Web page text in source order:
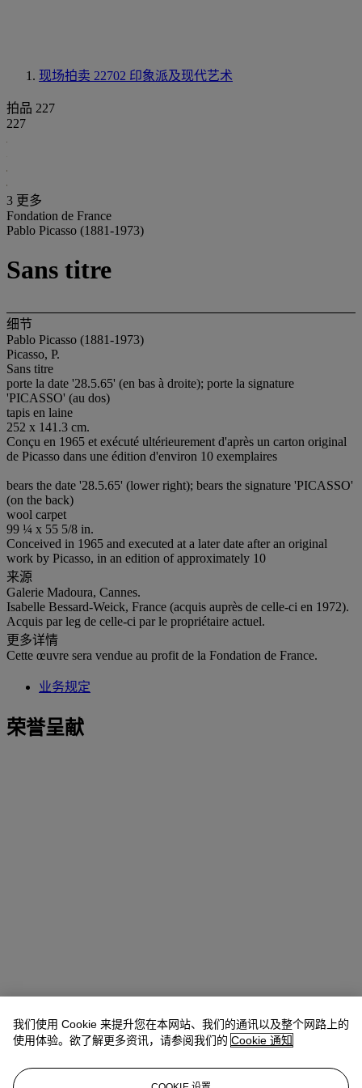
现场拍卖 22702 印象派及现代艺术
拍品 227
227
3 更多
Fondation de France
Pablo Picasso (1881-1973)
Sans titre
细节
Pablo Picasso (1881-1973)
Picasso, P.
Sans titre
porte la date '28.5.65' (en bas à droite); porte la signature
'PICASSO' (au dos)
tapis en laine
252 x 141.3 cm.
Conçu en 1965 et exécuté ultérieurement d'après un carton original
de Picasso dans une édition d'environ 10 exemplaires
bears the date '28.5.65' (lower right); bears the signature 'PICASSO'
(on the back)
wool carpet
99 ¼ x 55 5/8 in.
Conceived in 1965 and executed at a later date after an original
work by Picasso, in an edition of approximately 10
来源
Galerie Madoura, Cannes.
Isabelle Bessard-Weick, France (acquis auprès de celle-ci en 1972).
Acquis par leg de celle-ci par le propriétaire actuel.
更多详情
Cette œuvre sera vendue au profit de la Fondation de France.
业务规定
荣誉呈献
我们使用 Cookie 来提升您在本网站、我们的通讯以及整个网路上的
使用体验。欲了解更多资讯，请参阅我们的 Cookie 通知